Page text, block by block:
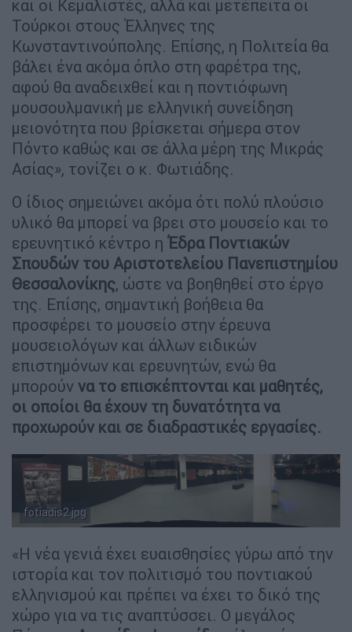
και οι Κεμαλιστές, αλλά και μετέπειτα οι
Τούρκοι στους Έλληνες της
Κωνσταντινούπολης. Επίσης, η Πολιτεία θα
βάλει ένα ακόμα όπλο στη φαρέτρα της,
αφού θα αναδειχθεί και η ποντιόφωνη
μουσουλμανική με ελληνική συνείδηση
μειονότητα που βρίσκεται σήμερα στον
Πόντο καθώς και σε άλλα μέρη της Μικράς
Ασίας», τονίζει ο κ. Φωτιάδης.
Ο ίδιος σημειώνει ακόμα ότι πολύ πλούσιο
υλικό θα μπορεί να βρει στο μουσείο και το
ερευνητικό κέντρο η Έδρα Ποντιακών
Σπουδών του Αριστοτελείου Πανεπιστημίου
Θεσσαλονίκης, ώστε να βοηθηθεί στο έργο
της. Επίσης, σημαντική βοήθεια θα
προσφέρει το μουσείο στην έρευνα
μουσειολόγων και άλλων ειδικών
επιστημόνων και ερευνητών, ενώ θα
μπορούν να το επισκέπτονται και μαθητές,
οι οποίοι θα έχουν τη δυνατότητα να
προχωρούν και σε διαδραστικές εργασίες.
fotiadis2.jpg
«Η νέα γενιά έχει ευαισθησίες γύρω από την
ιστορία και τον πολιτισμό του ποντιακού
ελληνισμού και πρέπει να έχει το δικό της
χώρο για να τις αναπτύσσει. Ο μεγάλος